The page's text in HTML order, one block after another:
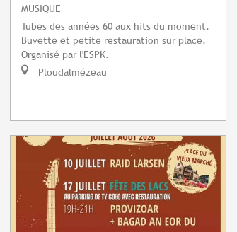
MUSIQUE
Tubes des années 60 aux hits du moment.
Buvette et petite restauration sur place.
Organisé par l'ESPK.
Ploudalmézeau